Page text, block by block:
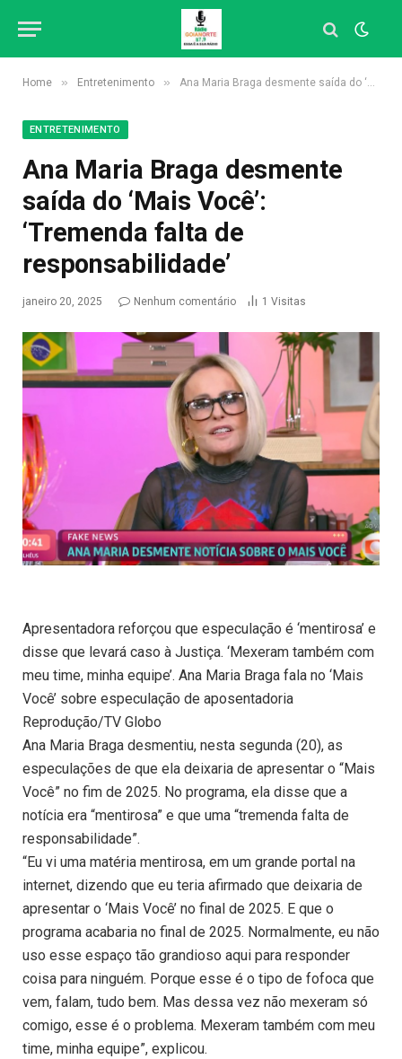
Home » Entretenimento » Ana Maria Braga desmente saída do ‘Mais Você’: ‘Tremenda falta de responsabilidade’
ENTRETENIMENTO
Ana Maria Braga desmente
saída do ‘Mais Você’:
‘Tremenda falta de
responsabilidade’
janeiro 20, 2025 Nenhum comentário 1 Visitas
Apresentadora reforçou que especulação é ‘mentirosa’ e
disse que levará caso à Justiça. ‘Mexeram também com
meu time, minha equipe’. Ana Maria Braga fala no ‘Mais
Você’ sobre especulação de aposentadoria
Reprodução/TV Globo
Ana Maria Braga desmentiu, nesta segunda (20), as
especulações de que ela deixaria de apresentar o “Mais
Você” no fim de 2025. No programa, ela disse que a
notícia era “mentirosa” e que uma “tremenda falta de
responsabilidade”.
“Eu vi uma matéria mentirosa, em um grande portal na
internet, dizendo que eu teria afirmado que deixaria de
apresentar o ‘Mais Você’ no final de 2025. E que o
programa acabaria no final de 2025. Normalmente, eu não
uso esse espaço tão grandioso aqui para responder
coisa para ninguém. Porque esse é o tipo de fofoca que
vem, falam, tudo bem. Mas dessa vez não mexeram só
comigo, esse é o problema. Mexeram também com meu
time, minha equipe”, explicou.